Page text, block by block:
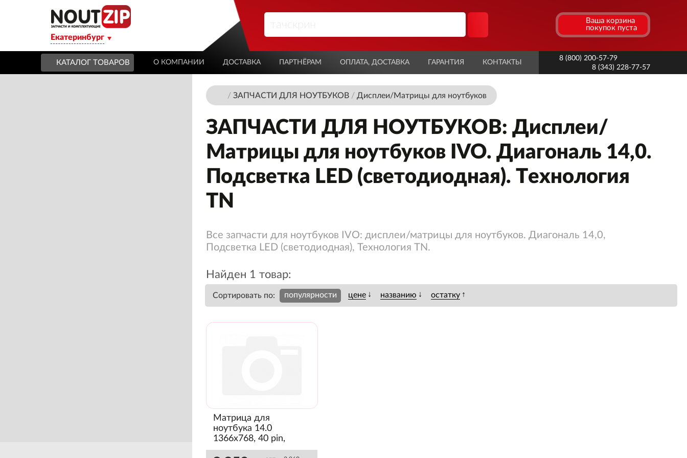
Екатеринбург
Ваша корзина
покупок пуста
КАТАЛОГ ТОВАРОВ О КОМПАНИИ ДОСТАВКА ПАРТНЁРАМ ОПЛАТА, ДОСТАВКА ГАРАНТИЯ КОНТАКТЫ
8 (800) 200-57-79
8 (343) 228-77-57
/ЗАПЧАСТИ ДЛЯ НОУТБУКОВ /Дисплеи/Матрицы для ноутбуков
ЗАПЧАСТИ ДЛЯ НОУТБУКОВ: Дисплеи/
Матрицы для ноутбуков IVO. Диагональ 14,0.
Подсветка LED (светодиодная). Технология
TN
Все запчасти для ноутбуков IVO: дисплеи/матрицы для ноутбуков. Диагональ 14,0,
Подсветка LED (светодиодная), Технология TN.
Найден 1 товар:
Сортировать по: популярности цене ↓ названию ↓ остатку ↑
Матрица для
ноутбука 14.0
1366x768, 40 pin,
Normal, TN, без